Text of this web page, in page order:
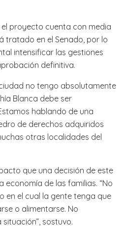
el proyecto cuenta con media
tratado en el Senado, por lo
intensificar las gestiones
definitiva.
no tengo absolutamente
Blanca debe ser
hablando de una
de derechos adquiridos
otras localidades del
que una decisión de este
de las familias. “No
en el cual la gente tenga que
o alimentarse. No
sostuvo.